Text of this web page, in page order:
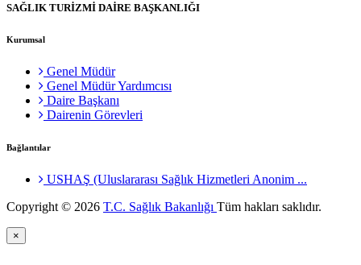
SAĞLIK TURİZMİ DAİRE BAŞKANLIĞI
Kurumsal
Genel Müdür
Genel Müdür Yardımcısı
Daire Başkanı
Dairenin Görevleri
Bağlantılar
USHAŞ (Uluslararası Sağlık Hizmetleri Anonim ...
Copyright © 2026 T.C. Sağlık Bakanlığı Tüm hakları saklıdır.
×